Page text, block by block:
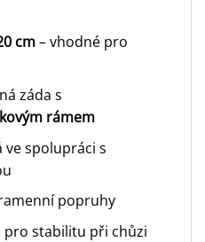
cm– vhodné pro
záda s
rámem
ve spolupráci s
popruhy
pro stabilitu při chůzi